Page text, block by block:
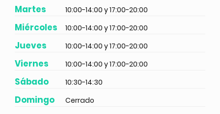
Martes 10:00-14:00 y 17:00-20:00
Miércoles 10:00-14:00 y 17:00-20:00
Jueves 10:00-14:00 y 17:00-20:00
Viernes 10:00-14:00 y 17:00-20:00
Sábado 10:30-14:30
Domingo Cerrado